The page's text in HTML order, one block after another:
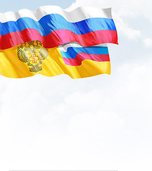
Перейти к основному содержанию